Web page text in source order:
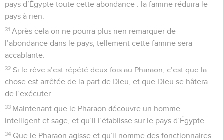
pays d’Égypte toute cette abondance : la famine réduira le
pays à rien.
31 Après cela on ne pourra plus rien remarquer de
l’abondance dans le pays, tellement cette famine sera
accablante.
32 Si le rêve s’est répété deux fois au Pharaon, c’est que la
chose est arrêtée de la part de Dieu, et que Dieu se hâtera
de l’exécuter.
33 Maintenant que le Pharaon découvre un homme
intelligent et sage, et qu’il l’établisse sur le pays d’Égypte.
34 Que le Pharaon agisse et qu’il nomme des fonctionnaires